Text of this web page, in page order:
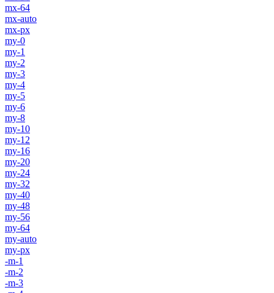
mx-64
mx-auto
mx-px
my-0
my-1
my-2
my-3
my-4
my-5
my-6
my-8
my-10
my-12
my-16
my-20
my-24
my-32
my-40
my-48
my-56
my-64
my-auto
my-px
-m-1
-m-2
-m-3